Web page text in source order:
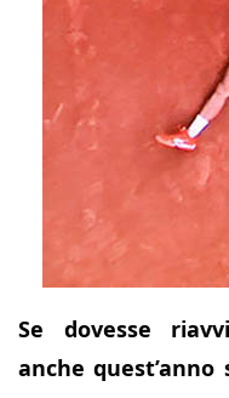
Se dovesse
anche